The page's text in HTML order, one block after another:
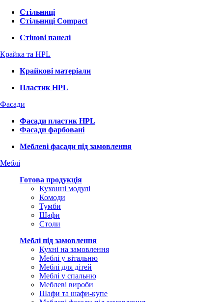
Стільниці
Стільниці Compact
Стінові панелі
Крайка та HPL
Крайкові матеріали
Пластик HPL
Фасади
Фасади пластик HPL
Фасади фарбовані
Меблеві фасади під замовлення
Меблі
Готова продукція
Кухонні модулі
Комоди
Тумби
Шафи
Столи
Меблі під замовлення
Кухні на замовлення
Меблі у вітальню
Меблі для дітей
Меблі у спальню
Меблеві вироби
Шафи та шафи-купе